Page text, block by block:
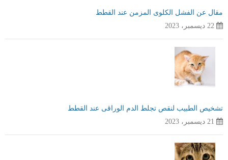
مقال عن الفشل الكلوى المزمن عند القطط
22 ديسمبر، 2023
تشخيص الطبيب لنقص تجلط الدم الوراقى عند القطط
21 ديسمبر، 2023